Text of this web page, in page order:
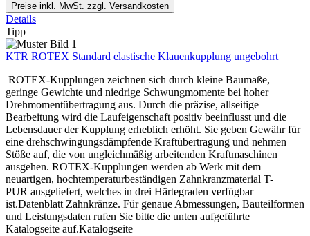
Preise inkl. MwSt. zzgl. Versandkosten
Details
Tipp
KTR ROTEX Standard elastische Klauenkupplung ungebohrt
ROTEX-Kupplungen zeichnen sich durch kleine Baumaße,
geringe Gewichte und niedrige Schwungmomente bei hoher
Drehmomentübertragung aus. Durch die präzise, allseitige
Bearbeitung wird die Laufeigenschaft positiv beeinflusst und die
Lebensdauer der Kupplung erheblich erhöht. Sie geben Gewähr für
eine drehschwingungsdämpfende Kraftübertragung und nehmen
Stöße auf, die von ungleichmäßig arbeitenden Kraftmaschinen
ausgehen. ROTEX-Kupplungen werden ab Werk mit dem
neuartigen, hochtemperaturbeständigen Zahnkranzmaterial T-
PUR ausgeliefert, welches in drei Härtegraden verfügbar
ist.Datenblatt Zahnkränze. Für genaue Abmessungen, Bauteilformen
und Leistungsdaten rufen Sie bitte die unten aufgeführte
Katalogseite auf.Katalogseite